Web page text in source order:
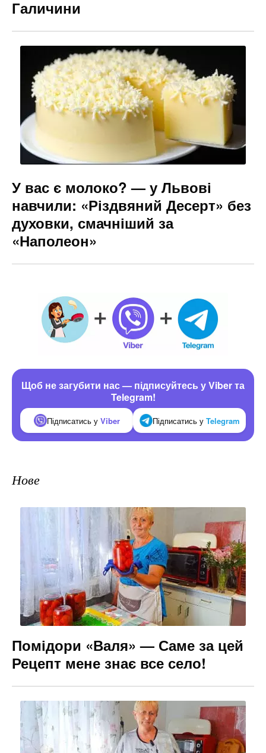
Галичини
У вас є молоко? — у Львові
навчили: «Різдвяний Десерт» без
духовки, смачніший за
«Наполеон»
Щоб не загубити нас — підписуйтесь у Viber та
Telegram!
Підписатись у Viber Підписатись у Telegram
Нове
Помідори «Валя» — Саме за цей
Рецепт мене знає все село!